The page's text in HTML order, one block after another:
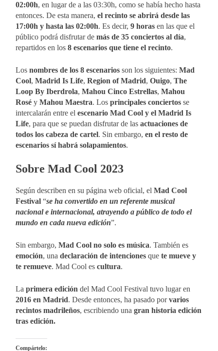
02:00h, en lugar de a las 03:30h, como se había hecho hasta
entonces. De esta manera, el recinto se abrirá desde las
17:00h y hasta las 02:00h. Es decir, 9 horas en las que el
público podrá disfrutar de más de 35 conciertos al día,
repartidos en los 8 escenarios que tiene el recinto.
Los nombres de los 8 escenarios son los siguientes: Mad
Cool, Madrid Is Life, Region of Madrid, Ouigo, The
Loop By Iberdrola, Mahou Cinco Estrellas, Mahou
Rosé y Mahou Maestra. Los principales conciertos se
intercalarán entre el escenario Mad Cool y el Madrid Is
Life, para que se puedan disfrutar de las actuaciones de
todos los cabeza de cartel. Sin embargo, en el resto de
escenarios sí habrá solapamientos.
Sobre Mad Cool 2023
Según describen en su página web oficial, el Mad Cool
Festival “se ha convertido en un referente musical
nacional e internacional, atrayendo a público de todo el
mundo en cada nueva edición”.
Sin embargo, Mad Cool no solo es música. También es
emoción, una declaración de intenciones que te mueve y
te remueve. Mad Cool es cultura.
La primera edición del Mad Cool Festival tuvo lugar en
2016 en Madrid. Desde entonces, ha pasado porvarios
recintos madrileños, escribiendo una gran historia edición
tras edición.
Compártelo: